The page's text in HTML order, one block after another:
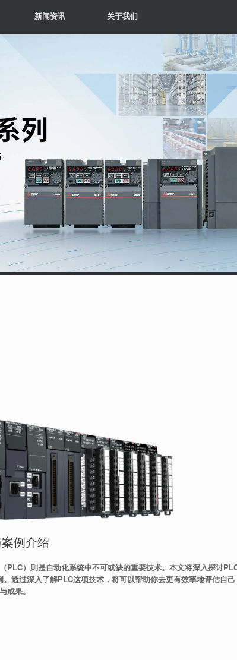
新闻资讯 关于我们
例介绍
PLC）则是自动化系统中不可或缺的重要技术。本文将深入探讨
透过深入了解PLC这项技术，将可以帮助你去更有效率地评估自己
成果。